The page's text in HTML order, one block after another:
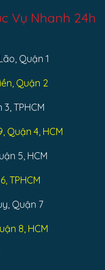
Vụ Nhanh 24h
Quận 1
Quận 2
TPHCM
Quận 4, HCM
5, HCM
TPHCM
Quận 7
8, HCM